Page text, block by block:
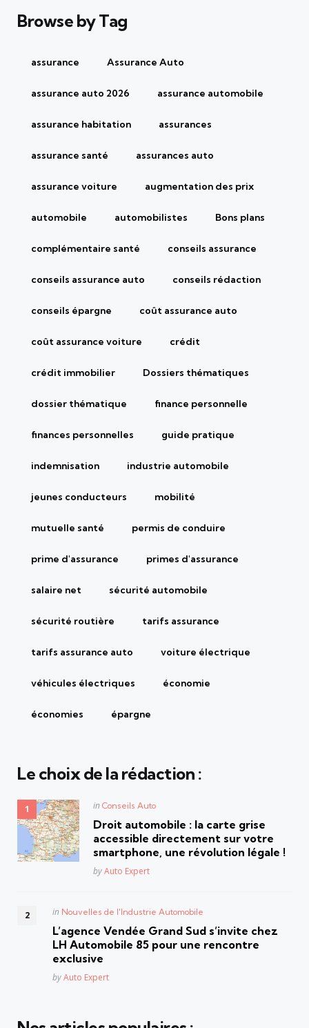
Browse by Tag
assurance Assurance Auto
assurance auto 2026 assurance automobile
assurance habitation assurances
assurance santé assurances auto
assurance voiture augmentation des prix
automobile automobilistes Bons plans
complémentaire santé conseils assurance
conseils assurance auto conseils rédaction
conseils épargne coût assurance auto
coût assurance voiture crédit
crédit immobilier Dossiers thématiques
dossier thématique finance personnelle
finances personnelles guide pratique
indemnisation industrie automobile
jeunes conducteurs mobilité
mutuelle santé permis de conduire
prime d'assurance primes d'assurance
salaire net sécurité automobile
sécurité routière tarifs assurance
tarifs assurance auto voiture électrique
véhicules électriques économie
économies épargne
Le choix de la rédaction :
Posted
in Conseils Auto
Droit automobile : la carte grise
accessible directement sur votre
smartphone, une révolution légale !
Posted
byAuto Expert
Posted
in Nouvelles de l'Industrie Automobile
L’agence Vendée Grand Sud s’invite chez
LH Automobile 85 pour une rencontre
exclusive
Posted
byAuto Expert